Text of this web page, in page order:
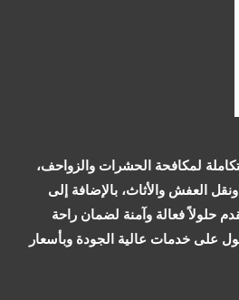
لمكافحة الحشرات والزواحف،
العفش والأثاث، بالإضافة إلى
حلولاً فعالة وآمنة لضمان راحة
على خدمات عالية الجودة وبأسعار